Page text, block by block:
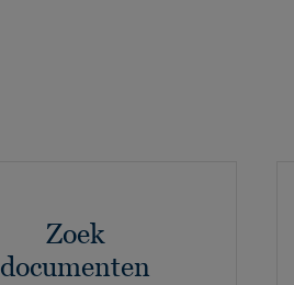
Zoek
documenten